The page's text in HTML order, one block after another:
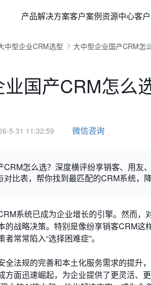
产品解决方案客户案例资源中心客
中型企业CRM选型 大中型企业国产CRM怎
国产CRM怎么
5-31 11:32:59 微信咨询
CRM怎么选？深度横评纷享销客、用友
比表，帮你找到最匹配的CRM系统，降
系统已成为企业增长的引擎。然而
的战略决策。特别是像纷享销客CRM
常常陷入“选择困难症”。
全法规的完善和本土化服务需求的提升
方面迅速崛起，为企业提供了更灵活、